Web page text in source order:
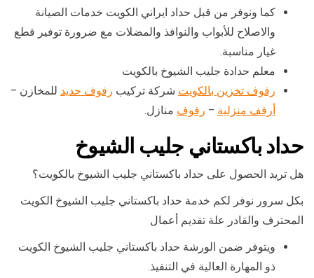
كما ونوفر من قبل حداد ايراني الكويت خدمات الصيانة
والاصلاح للأبواب والنوافذ والمضلات مع ضرورة توفير قطع
غيار مناسبة.
معلم حدادة جليب الشيوخ بالكويت
رفوف تخزين بالكويت شركة تركيب رفوف حديد للمخازن –
أرفف منزلية – رفوف منازل.
حداد باكستاني جليب الشيوخ
هل تريد الحصول على حداد باكستاني جليب الشيوخ بالكويت؟
بكل سرور نوفر لكم خدمة حداد باكستاني جليب الشيوخ الكويت
المحترف والقادر علة تقديم أعمال
ويتوفر ضمن الورشة حداد باكستاني جليب الشيوخ الكويت
ذو المهارة العالية في التنفيذ.